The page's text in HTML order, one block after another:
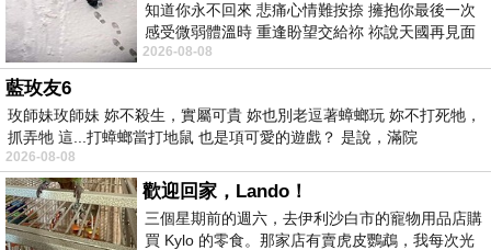
知道你永不回來 悲痛心情難按捺 擁抱你最後一次
感受微弱體溫時 重逢盼望交給祢 祢說天國再見面
此刻忍淚說別離 他日靈魂再
2026-08-08
藍玫友6
玫師妹玫師妹 妳不殺生，實屬可貴 妳也別老逗著蟑螂玩 妳不打死牠，
抓弄牠 這...打蟑螂當打地鼠 也是項可愛的遊戲？ 是說，滿院
2026-08-08
歡迎回家，Lando！
三個星期前的週六，去伊利沙白市的寵物用品店購
買 Kylo 的零食。那家店有賣虎皮鸚鵡，我每次光